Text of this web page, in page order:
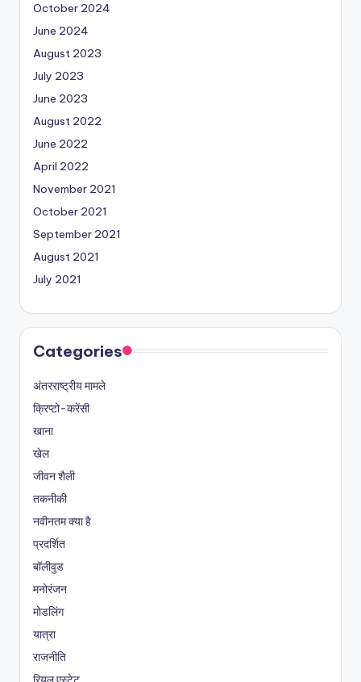
October 2024
June 2024
August 2023
July 2023
June 2023
August 2022
June 2022
April 2022
November 2021
October 2021
September 2021
August 2021
July 2021
Categories
अंतरराष्ट्रीय मामले
क्रिप्टो-करेंसी
खाना
खेल
जीवन शैली
तकनीकी
नवीनतम क्या है
प्रदर्शित
बॉलीवुड
मनोरंजन
मोडलिंग
यात्रा
राजनीति